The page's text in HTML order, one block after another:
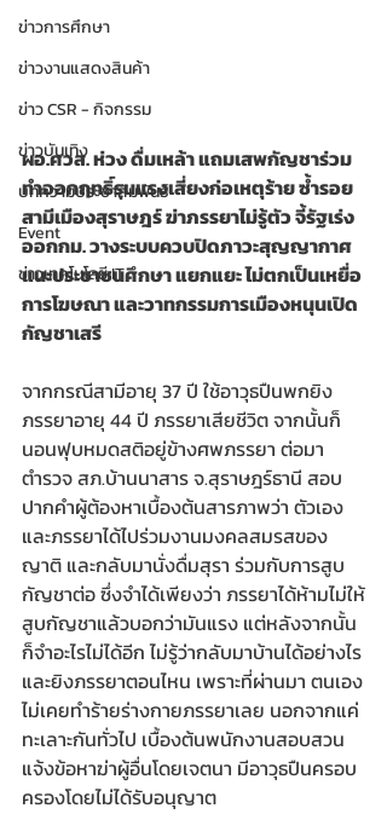
ข่าวการศึกษา
ข่าวงานแสดงสินค้า
ข่าว CSR - กิจกรรม
ข่าวบันเทิง
บทความประชาสัมพันธ์
Event
ข่าวเทคโนโลยี IT
ผอ.ศวส. ห่วง ดื่มเหล้า แถมเสพกัญชาร่วม
ทำออกฤทธิ์รุนแรงเสี่ยงก่อเหตุร้าย ซ้ำรอย
สามีเมืองสุราษฎร์ ฆ่าภรรยาไม่รู้ตัว จี้รัฐเร่ง
ออกกม. วางระบบควบปิดภาวะสุญญากาศ
แนะประชาชนศึกษา แยกแยะ ไม่ตกเป็นเหยื่อ
การโฆษณา และวาทกรรมการเมืองหนุนเปิด
กัญชาเสรี
จากกรณีสามีอายุ 37 ปี ใช้อาวุธปืนพกยิง
ภรรยาอายุ 44 ปี ภรรยาเสียชีวิต จากนั้นก็
นอนฟุบหมดสติอยู่ข้างศพภรรยา ต่อมา
ตำรวจ สภ.บ้านนาสาร จ.สุราษฎร์ธานี สอบ
ปากคำผู้ต้องหาเบื้องต้นสารภาพว่า ตัวเอง
และภรรยาได้ไปร่วมงานมงคลสมรสของ
ญาติ และกลับมานั่งดื่มสุรา ร่วมกับการสูบ
กัญชาต่อ ซึ่งจำได้เพียงว่า ภรรยาได้ห้ามไม่ให้
สูบกัญชาแล้วบอกว่ามันแรง แต่หลังจากนั้น
ก็จำอะไรไม่ได้อีก ไม่รู้ว่ากลับมาบ้านได้อย่างไร
และยิงภรรยาตอนไหน เพราะที่ผ่านมา ตนเอง
ไม่เคยทำร้ายร่างกายภรรยาเลย นอกจากแค่
ทะเลาะกันทั่วไป เบื้องต้นพนักงานสอบสวน
แจ้งข้อหาฆ่าผู้อื่นโดยเจตนา มีอาวุธปืนครอบ
ครองโดยไม่ได้รับอนุญาต